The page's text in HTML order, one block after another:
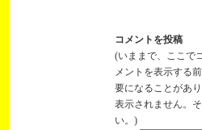
コメントを投稿
(いままで、ここで
メントを表示する
要になることがあ
表示されません。
い。)